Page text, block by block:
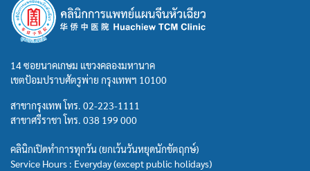
14 ซอยนาคเกษม แขวงคลองมหานาค
เขตป้อมปราบศัตรูพ่าย กรุงเทพฯ 10100
สาขากรุงเทพ โทร. 02-223-1111
สาขาศรีราชา โทร. 038 199 000
คลินิกเปิดทำการทุกวัน (ยกเว้นวันหยุดนักขัตฤกษ์)
Service Hours : Everyday (except public holidays)